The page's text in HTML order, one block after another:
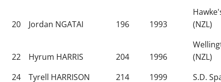
20 Jordan NGATAI 196 1993
(NZL)
22 Hyrum HARRIS 204 1996
(NZL)
24
Tyrell HARRISON 214 1999 S.D.